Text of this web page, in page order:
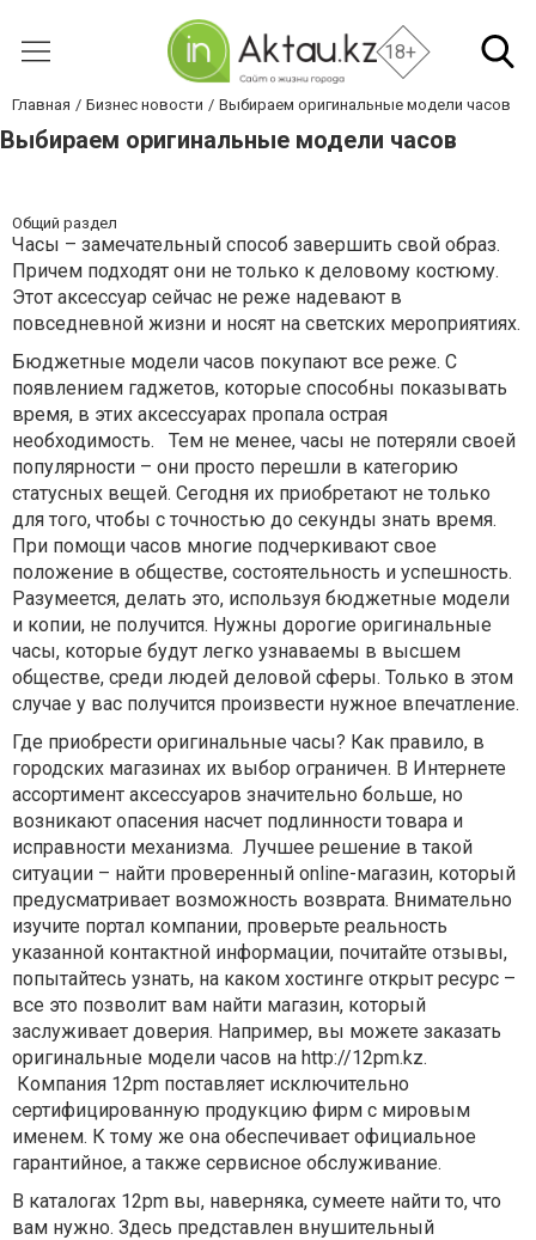
18+
Главная Бизнес новости Выбираем оригинальные модели часов
Выбираем оригинальные модели часов
Общий раздел
Часы – замечательный способ завершить свой образ.
Причем подходят они не только к деловому костюму.
Этот аксессуар сейчас не реже надевают в
повседневной жизни и носят на светских мероприятиях.
Бюджетные модели часов покупают все реже. С
появлением гаджетов, которые способны показывать
время, в этих аксессуарах пропала острая
необходимость. Тем не менее, часы не потеряли своей
популярности – они просто перешли в категорию
статусных вещей. Сегодня их приобретают не только
для того, чтобы с точностью до секунды знать время.
При помощи часов многие подчеркивают свое
положение в обществе, состоятельность и успешность.
Разумеется, делать это, используя бюджетные модели
и копии, не получится. Нужны дорогие оригинальные
часы, которые будут легко узнаваемы в высшем
обществе, среди людей деловой сферы. Только в этом
случае у вас получится произвести нужное впечатление.
Где приобрести оригинальные часы? Как правило, в
городских магазинах их выбор ограничен. В Интернете
ассортимент аксессуаров значительно больше, но
возникают опасения насчет подлинности товара и
исправности механизма. Лучшее решение в такой
ситуации – найти проверенный online-магазин, который
предусматривает возможность возврата. Внимательно
изучите портал компании, проверьте реальность
указанной контактной информации, почитайте отзывы,
попытайтесь узнать, на каком хостинге открыт ресурс –
все это позволит вам найти магазин, который
заслуживает доверия. Например, вы можете заказать
оригинальные модели часов на http://12pm.kz.
Компания 12pm поставляет исключительно
сертифицированную продукцию фирм с мировым
именем. К тому же она обеспечивает официальное
гарантийное, а также сервисное обслуживание.
В каталогах 12pm вы, наверняка, сумеете найти то, что
вам нужно. Здесь представлен внушительный